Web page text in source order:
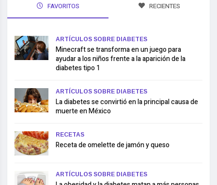
FAVORITOS RECIENTES
ARTÍCULOS SOBRE DIABETES
Minecraft se transforma en un juego para
ayudar a los niños frente a la aparición de la
diabetes tipo 1
ARTÍCULOS SOBRE DIABETES
La diabetes se convirtió en la principal causa de
muerte en México
RECETAS
Receta de omelette de jamón y queso
ARTÍCULOS SOBRE DIABETES